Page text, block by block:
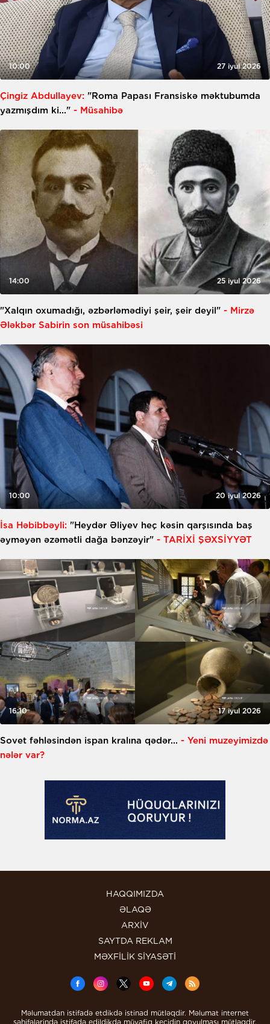
10:00 27 iyul 2026
Çingiz Abdullayev: "Roma Papası Fransiskə məktubumda
yazmışdım ki..." - Müsahibə
14:00 25 iyul 2026
"Xalqın oxumadığı, əzbərləmədiyi şeir, şeir deyil" - Mirzə
Ələkbər Sabirin son müsahibəsi
10:00 20 iyul 2026
İsa Həbibbəyli: "Heydər Əliyev heç kəsin qarşısında baş
əyməyən əzəmətli dağa bənzəyir" - TARİXİ ŞƏXSİYYƏT
16:10 17 iyul 2026
Sovet fəhləsindən ispan kralına qədər... - Yeni muzeyimizdə
nələr var?
HAQQIMIZDA
ƏLAQƏ
ARXİV
SAYTDA REKLAM
MƏXFİLİK SİYASƏTİ
Məlumatdan istifadə etdikdə istinad mütləqdir. Məlumat internet
səhifələrində istifadə edildikdə müvafiq keçidin qoyulması mütləqdir.